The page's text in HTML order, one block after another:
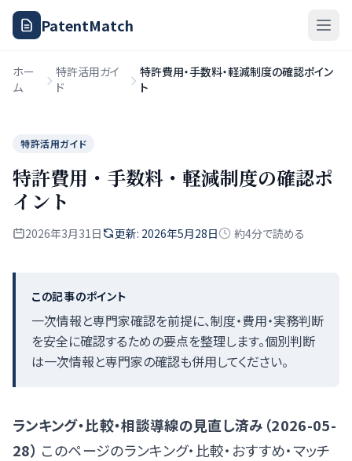
PatentMatch
ホー
ム
特許活用ガイ
ド
特許費用・手数料・軽減制度の確認ポイン
ト
特許活用ガイド
特許費用・手数料・軽減制度の確認ポ
イント
2026年3月31日 更新: 2026年5月28日 約4分で読める
この記事のポイント
一次情報と専門家確認を前提に、制度・費用・実務判断
を安全に確認するための要点を整理します。個別判断
は一次情報と専門家の確認も併用してください。
ランキング・比較・相談導線の見直し済み（2026-05-
28） このページのランキング・比較・おすすめ・マッチ